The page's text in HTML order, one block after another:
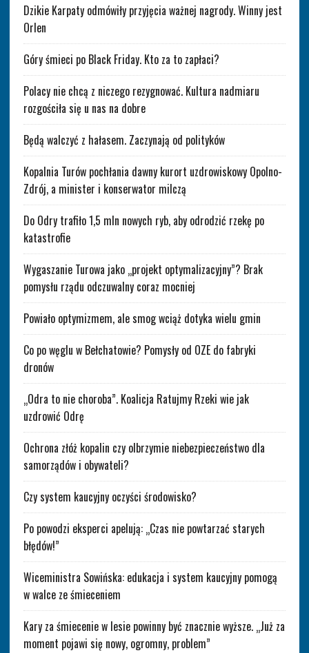
Dzikie Karpaty odmówiły przyjęcia ważnej nagrody. Winny jest
Orlen
Góry śmieci po Black Friday. Kto za to zapłaci?
Polacy nie chcą z niczego rezygnować. Kultura nadmiaru
rozgościła się u nas na dobre
Będą walczyć z hałasem. Zaczynają od polityków
Kopalnia Turów pochłania dawny kurort uzdrowiskowy Opolno-
Zdrój, a minister i konserwator milczą
Do Odry trafiło 1,5 mln nowych ryb, aby odrodzić rzekę po
katastrofie
Wygaszanie Turowa jako „projekt optymalizacyjny”? Brak
pomysłu rządu odczuwalny coraz mocniej
Powiało optymizmem, ale smog wciąż dotyka wielu gmin
Co po węglu w Bełchatowie? Pomysły od OZE do fabryki
dronów
„Odra to nie choroba”. Koalicja Ratujmy Rzeki wie jak
uzdrowić Odrę
Ochrona złóż kopalin czy olbrzymie niebezpieczeństwo dla
samorządów i obywateli?
Czy system kaucyjny oczyści środowisko?
Po powodzi eksperci apelują: „Czas nie powtarzać starych
błędów!”
Wiceministra Sowińska: edukacja i system kaucyjny pomogą
w walce ze śmieceniem
Kary za śmiecenie w lesie powinny być znacznie wyższe. „Już za
moment pojawi się nowy, ogromny, problem”